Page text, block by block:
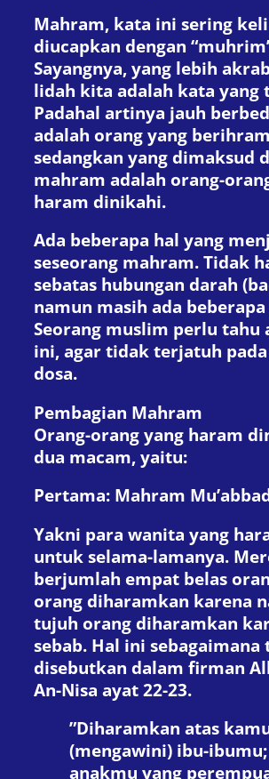
Mahram, kata ini sering
diucapkan dengan
Sayangnya, yang lebih
lidah kita adalah kata
Padahal artinya jauh
adalah orang yang
sedangkan yang dimaksud
mahram adalah orang-
haram dinikahi.
Ada beberapa hal yang
seseorang mahram. Tidak
sebatas hubungan darah
namun masih ada
Seorang muslim perlu tahu
ini, agar tidak terjatuh
dosa.
Pembagian Mahram
Orang-orang yang haram
dua macam, yaitu:
Pertama: Mahram
Yakni para wanita yang
untuk selama-lamanya.
berjumlah empat belas
orang diharamkan karena
tujuh orang diharamkan
sebab. Hal ini sebagaimana
disebutkan dalam firman
An-Nisa ayat 22-23.
”Diharamkan atas
(mengawini) ibu-
anakmu yang